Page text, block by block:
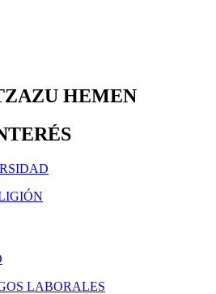
HEMEN
LABORALES